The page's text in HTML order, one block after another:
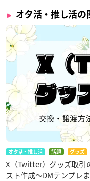
オタ活・推し活の
オタ活・推し活 話題 グッズ
X（Twitter）グッズ取
スト作成〜DMテンプレ